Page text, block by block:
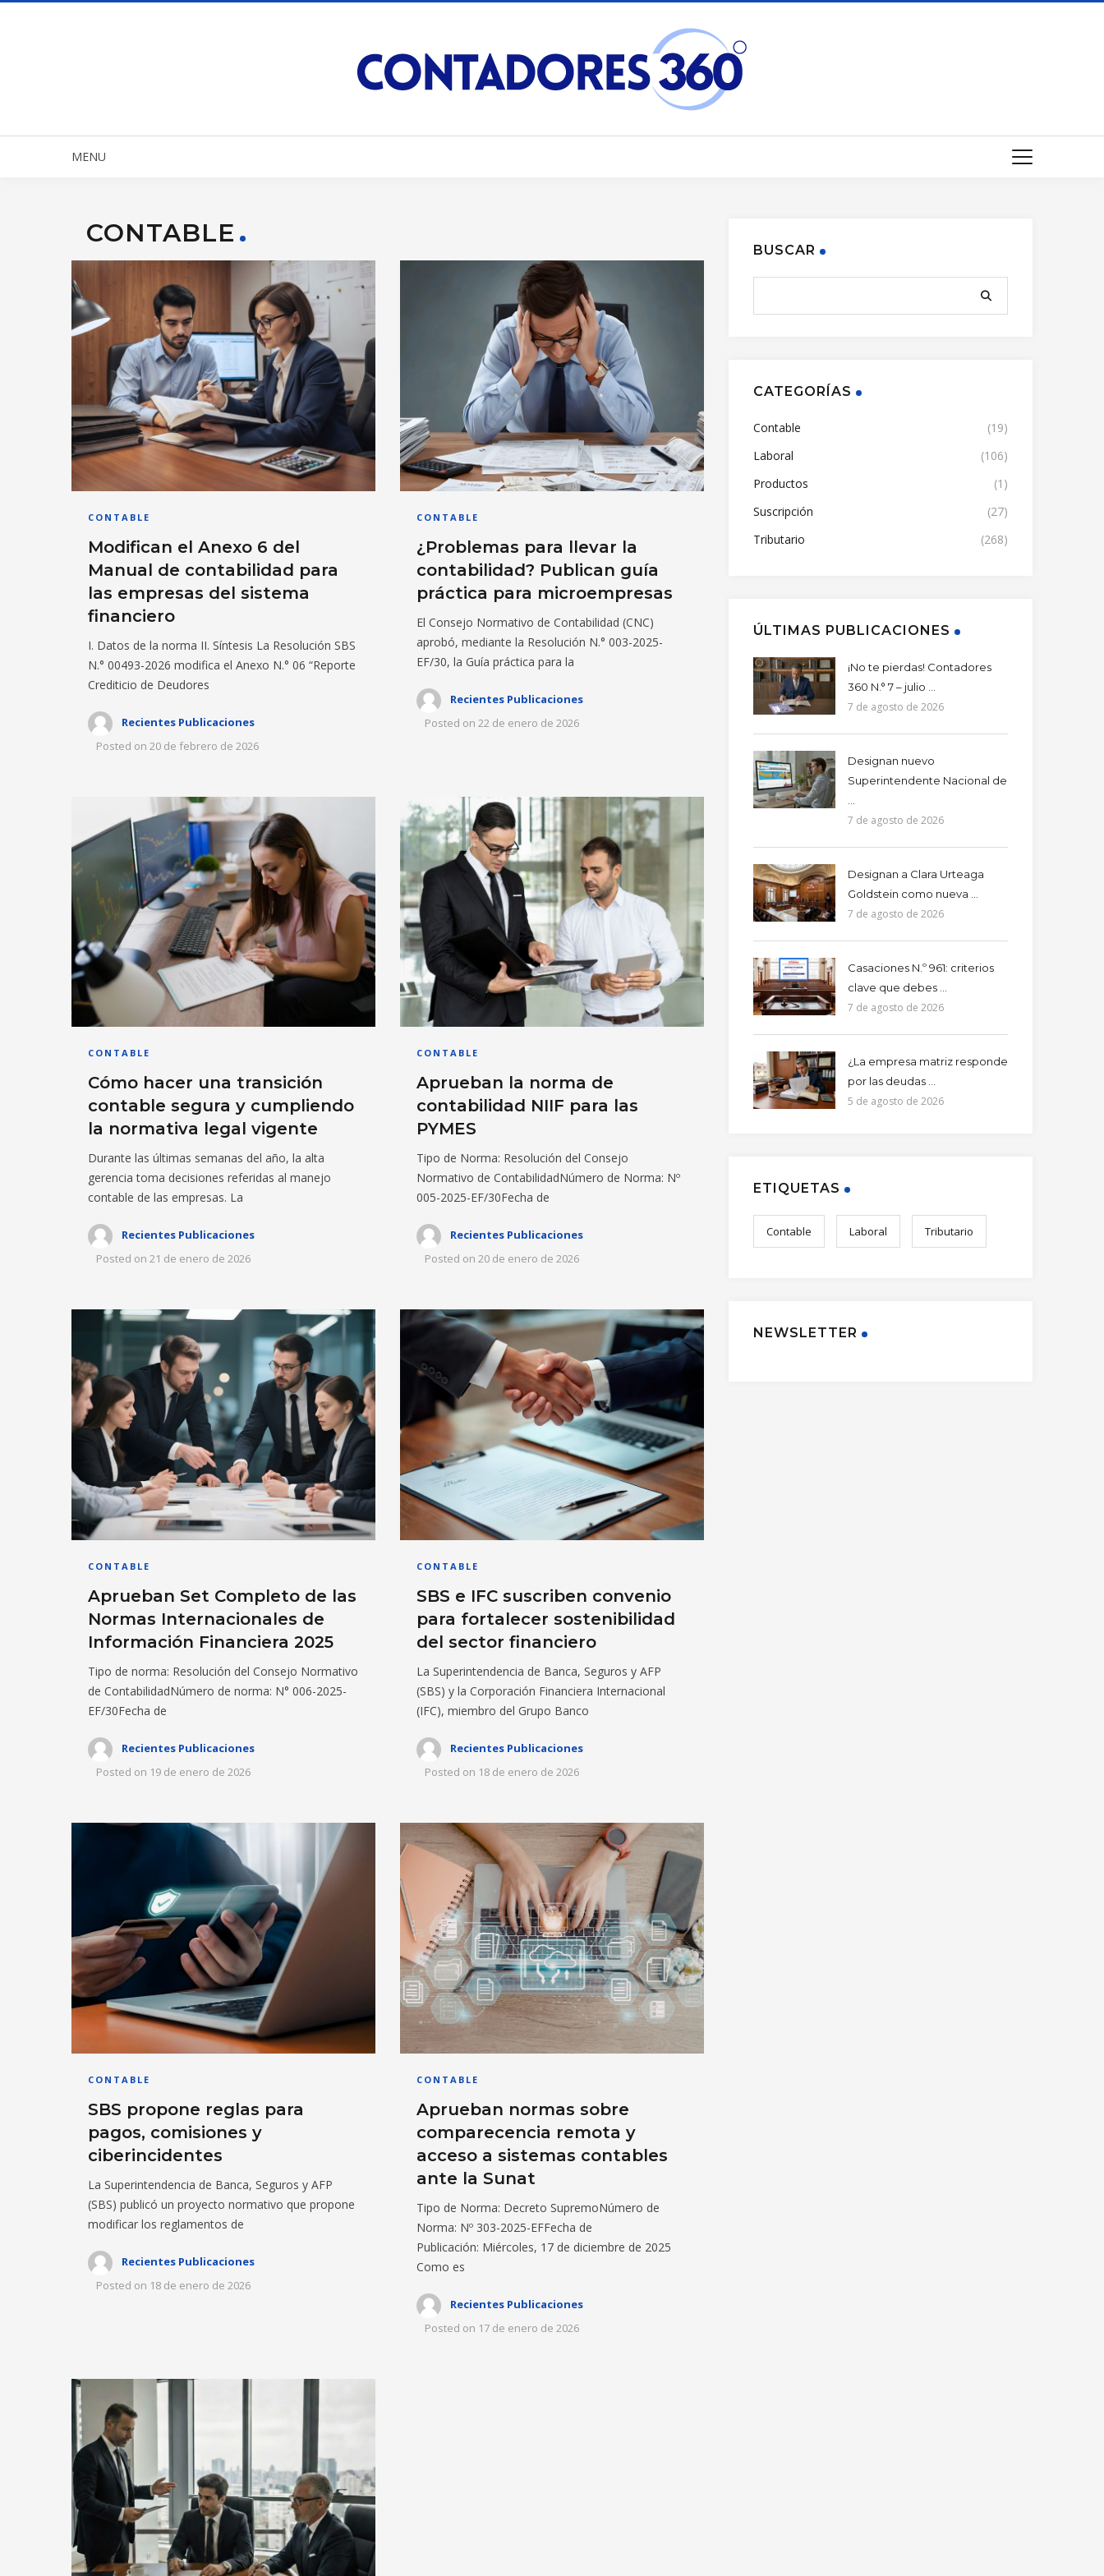
MENU
CONTABLE
CONTABLE
Modifican el Anexo 6 del
Manual de contabilidad para
las empresas del sistema
financiero
I. Datos de la norma II. Síntesis La Resolución SBS
N.° 00493-2026 modifica el Anexo N.° 06 “Reporte
Crediticio de Deudores
Recientes Publicaciones
Posted on 20 de febrero de 2026
CONTABLE
¿Problemas para llevar la
contabilidad? Publican guía
práctica para microempresas
El Consejo Normativo de Contabilidad (CNC)
aprobó, mediante la Resolución N.° 003-2025-
EF/30, la Guía práctica para la
Recientes Publicaciones
Posted on 22 de enero de 2026
CONTABLE
Cómo hacer una transición
contable segura y cumpliendo
la normativa legal vigente
Durante las últimas semanas del año, la alta
gerencia toma decisiones referidas al manejo
contable de las empresas. La
Recientes Publicaciones
Posted on 21 de enero de 2026
CONTABLE
Aprueban la norma de
contabilidad NIIF para las
PYMES
Tipo de Norma: Resolución del Consejo
Normativo de ContabilidadNúmero de Norma: Nº
005-2025-EF/30Fecha de
Recientes Publicaciones
Posted on 20 de enero de 2026
CONTABLE
Aprueban Set Completo de las
Normas Internacionales de
Información Financiera 2025
Tipo de norma: Resolución del Consejo Normativo
de ContabilidadNúmero de norma: N° 006-2025-
EF/30Fecha de
Recientes Publicaciones
Posted on 19 de enero de 2026
CONTABLE
SBS e IFC suscriben convenio
para fortalecer sostenibilidad
del sector financiero
La Superintendencia de Banca, Seguros y AFP
(SBS) y la Corporación Financiera Internacional
(IFC), miembro del Grupo Banco
Recientes Publicaciones
Posted on 18 de enero de 2026
CONTABLE
SBS propone reglas para
pagos, comisiones y
ciberincidentes
La Superintendencia de Banca, Seguros y AFP
(SBS) publicó un proyecto normativo que propone
modificar los reglamentos de
Recientes Publicaciones
Posted on 18 de enero de 2026
CONTABLE
Aprueban normas sobre
comparecencia remota y
acceso a sistemas contables
ante la Sunat
Tipo de Norma: Decreto SupremoNúmero de
Norma: Nº 303-2025-EFFecha de
Publicación: Miércoles, 17 de diciembre de 2025
Como es
Recientes Publicaciones
Posted on 17 de enero de 2026
BUSCAR
CATEGORÍAS
Contable
(19)
Laboral
(106)
Productos
(1)
Suscripción
(27)
Tributario
(268)
ÚLTIMAS PUBLICACIONES
¡No te pierdas! Contadores
360 N.° 7 – julio ...
7 de agosto de 2026
Designan nuevo
Superintendente Nacional de
7 de agosto de 2026
Designan a Clara Urteaga
Goldstein como nueva ...
7 de agosto de 2026
Casaciones N.º 961: criterios
clave que debes ...
7 de agosto de 2026
¿La empresa matriz responde
por las deudas ...
5 de agosto de 2026
ETIQUETAS
Contable Laboral Tributario
NEWSLETTER